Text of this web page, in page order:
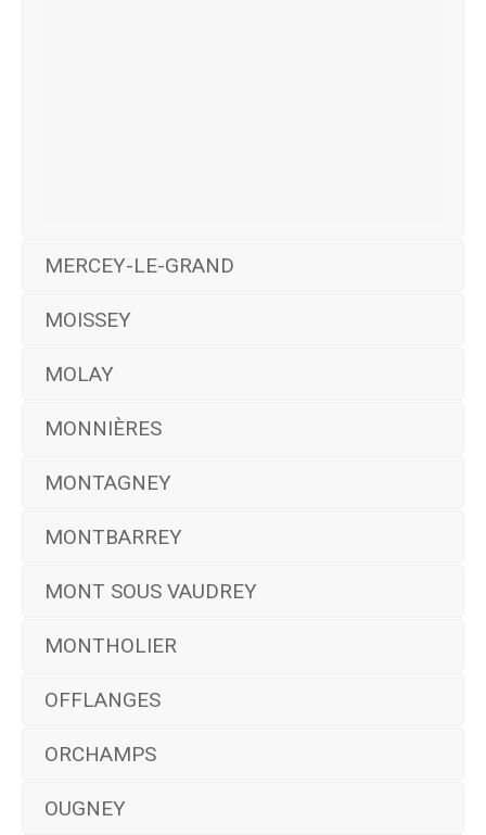
MERCEY-LE-GRAND
MOISSEY
MOLAY
MONNIÈRES
MONTAGNEY
MONTBARREY
MONT SOUS VAUDREY
MONTHOLIER
OFFLANGES
ORCHAMPS
OUGNEY